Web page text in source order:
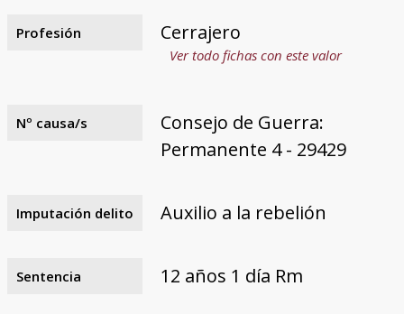
Profesión Cerrajero
Ver todo fichas con este valor
Nº causa/s
Consejo de Guerra:
Permanente 4 - 29429
Imputación delito Auxilio a la rebelión
Sentencia 12 años 1 día Rm